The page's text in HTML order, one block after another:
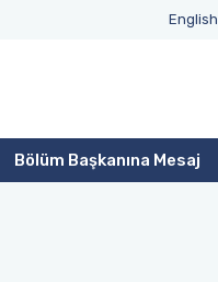
English
Bölüm Başkanına Mesaj